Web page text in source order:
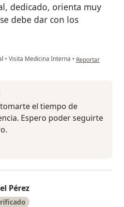
dedicado, orienta muy
debe dar con los
• Visita Medicina Interna • en opinión del
Reportar
el tiempo de
Espero poder seguirte
Pérez